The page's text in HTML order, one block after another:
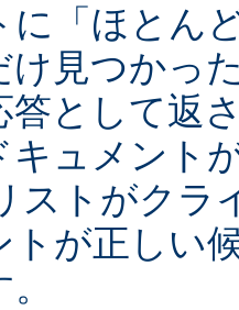
に「ほとん
け見つかっ
答として返
キュメント
ストがクラ
トが正しい